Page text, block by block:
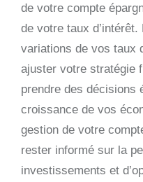
de votre compte
de votre taux
variations de vos taux
ajuster votre stratégie
prendre des décisions
croissance de vos
gestion de votre
rester informé sur la
investissements et